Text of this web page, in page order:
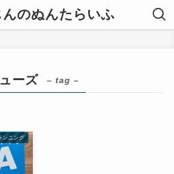
んのぬんたらいふ
ーズ – tag –
ンニング